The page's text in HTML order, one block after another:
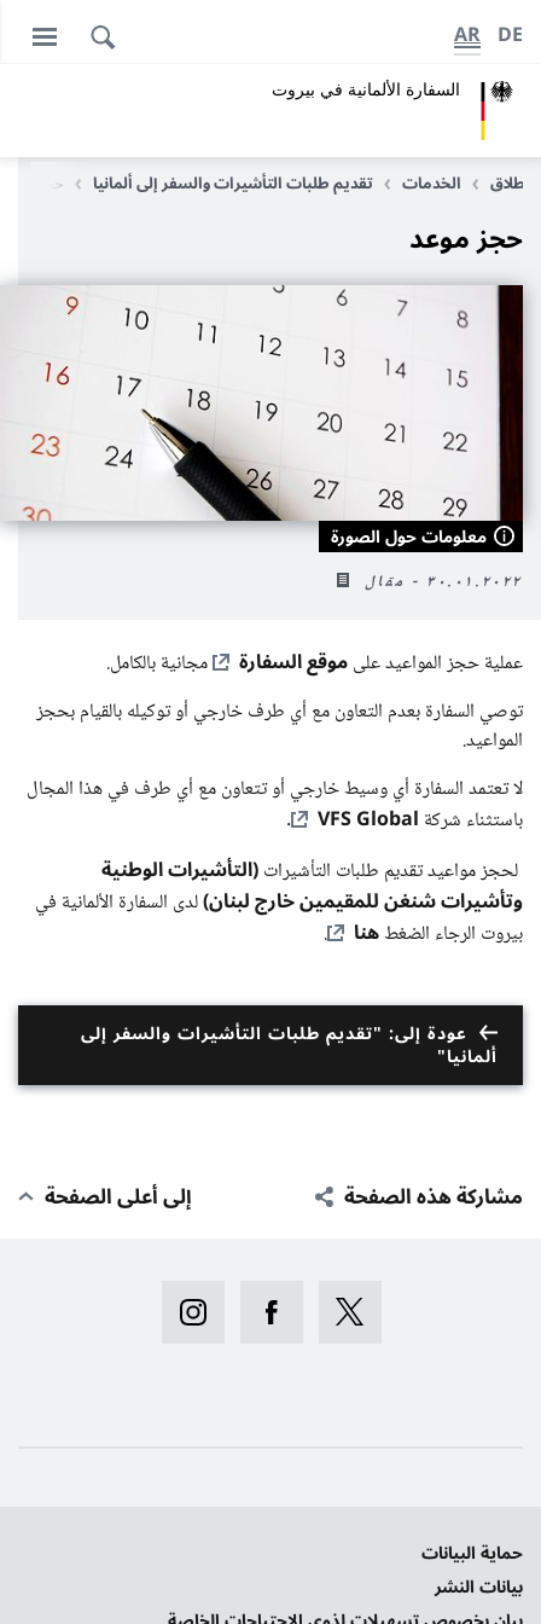
السفارة الألمانية في بيروت
DE
AR
الخدمات تقديم طلبات التأشيرات والسفر إلى ألمانيا حجز موعد
حجز موعد
معلومات حول الصورة
٣٠.٠١.٢٠٢٢ - مقال
عملية حجز المواعيد علىموقع السفارة
مجانية بالكامل.
توصي السفارة بعدم التعاون مع أي طرف خارجي أو توكيله بالقيام بحجز
المواعيد.
لا تعتمد السفارة أي وسيط خارجي أو تتعاون مع أي طرف في هذا المجال
باستثناء شركة VFS Global
.
لحجز مواعيد تقديم طلبات التأشيرات(التأشيرات الوطنية
وتأشيرات شنغن للمقيمين خارج لبنان)لدى السفارة الألمانية في
بيروت الرجاء الضغطهنا .
عودة إلى: "تقديم طلبات التأشيرات والسفر إلى
ألمانيا"
مشاركة هذه الصفحة إلى أعلى الصفحة
حماية البيانات
بيانات النشر